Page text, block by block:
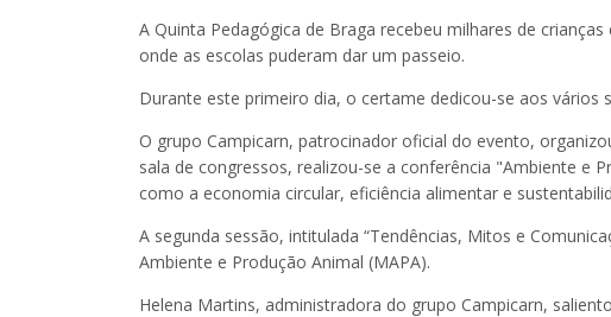
A Quinta Pedagógica de Braga recebeu milhares de
onde as escolas puderam dar um passeio.
Durante este primeiro dia, o certame dedicou-se aos vários
O grupo Campicarn, patrocinador oficial do evento,
sala de congressos, realizou-se a conferência "Ambiente e
como a economia circular, eficiência alimentar e
A segunda sessão, intitulada “Tendências, Mitos e
Ambiente e Produção Animal (MAPA).
Helena Martins, administradora do grupo Campicarn,